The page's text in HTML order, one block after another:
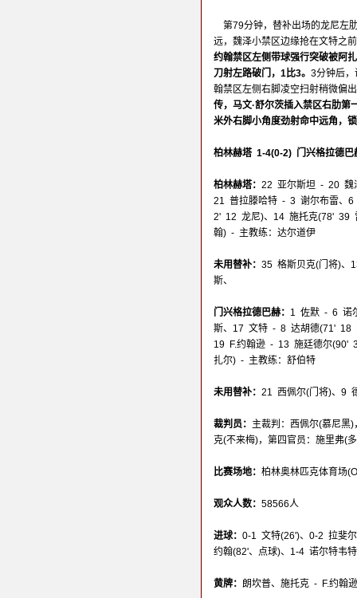
第79分钟，替补出场的龙尼左
远，魏泽小禁区边缘抢在文特之
约翰禁区左侧带球强行突破被阿
刀射左路破门，1比3。 3分钟后，
翰禁区左侧右脚凌空扫射稍微偏
传，马文·舒尔茨插入禁区右肋第
米外右脚小角度劲射命中远角，
柏林赫塔 1-4(0-2) 门兴格拉德巴
柏林赫塔： 22 亚尔斯坦 - 20 魏
21 普拉滕哈特 - 3 谢尔布雷、
2' 12 龙尼)、14 施托克(78' 39
翰) - 主教练：达尔道伊
未用替补： 35 格斯贝克(门将)、
斯、
门兴格拉德巴赫： 1 佐默 - 6 诺
斯、17 文特 - 8 达胡德(71' 18
19 F.约翰逊 - 13 施廷德尔(90'
扎尔) - 主教练：舒伯特
未用替补： 21 西佩尔(门将)、9
裁判员： 主裁判：西佩尔(慕尼黑
克(不来梅)，第四官员：施里弗(
比赛场地： 柏林奥林匹克体育场
观众人数： 58566人
进球： 0-1 文特(26')、0-2 拉斐
约翰(82'、点球)、1-4 诺尔特韦
黄牌： 朗坎普、施托克 - F.约翰逊